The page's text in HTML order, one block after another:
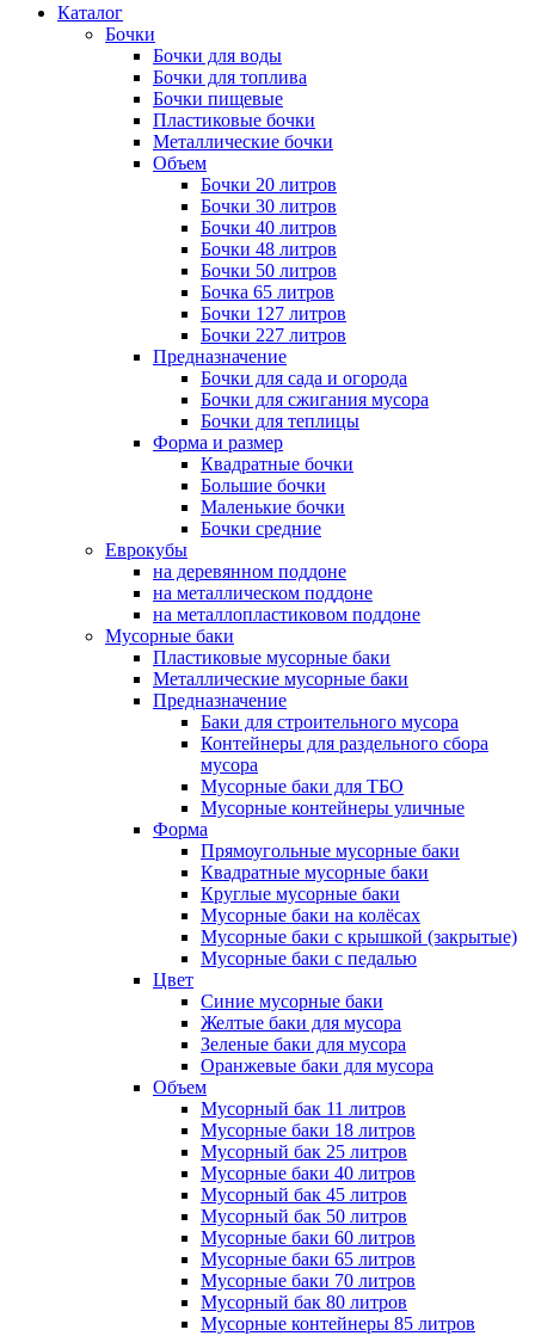
Каталог
Бочки
Бочки для воды
Бочки для топлива
Бочки пищевые
Пластиковые бочки
Металлические бочки
Объем
Бочки 20 литров
Бочки 30 литров
Бочки 40 литров
Бочки 48 литров
Бочки 50 литров
Бочка 65 литров
Бочки 127 литров
Бочки 227 литров
Предназначение
Бочки для сада и огорода
Бочки для сжигания мусора
Бочки для теплицы
Форма и размер
Квадратные бочки
Большие бочки
Маленькие бочки
Бочки средние
Еврокубы
на деревянном поддоне
на металлическом поддоне
на металлопластиковом поддоне
Мусорные баки
Пластиковые мусорные баки
Металлические мусорные баки
Предназначение
Баки для строительного мусора
Контейнеры для раздельного сбора
мусора
Мусорные баки для ТБО
Мусорные контейнеры уличные
Форма
Прямоугольные мусорные баки
Квадратные мусорные баки
Круглые мусорные баки
Мусорные баки на колёсах
Мусорные баки с крышкой (закрытые)
Мусорные баки с педалью
Цвет
Синие мусорные баки
Желтые баки для мусора
Зеленые баки для мусора
Оранжевые баки для мусора
Объем
Мусорный бак 11 литров
Мусорные баки 18 литров
Мусорный бак 25 литров
Мусорные баки 40 литров
Мусорный бак 45 литров
Мусорный бак 50 литров
Мусорные баки 60 литров
Мусорные баки 65 литров
Мусорные баки 70 литров
Мусорный бак 80 литров
Мусорные контейнеры 85 литров